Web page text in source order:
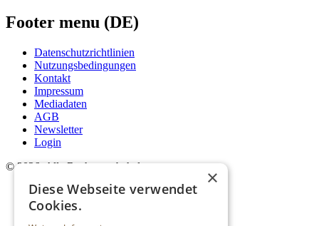
Footer menu (DE)
Datenschutzrichtlinien
Nutzungsbedingungen
Kontakt
Impressum
Mediadaten
AGB
Newsletter
Login
© 2026. Alle Rechte vorbehalten. ×
Diese Webseite verwendet
Cookies.